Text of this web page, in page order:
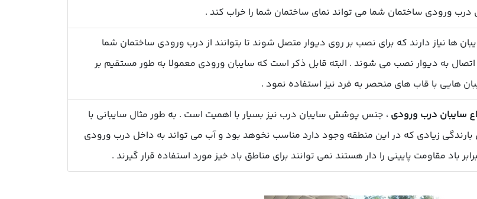
ورودی ساختمان شما می تواند نمای ساختمان شما را خراب کند .
ها نیاز دارند که برای نصب بر روی دیوار متصل شوند تا بتوانند از درب ورودی ساختمان شما
به دیوار نصب می شوند . البته قابل ذکر است که سایبان ورودی معمولا به طور مستقیم بر
هایی با قاب های منحصر به فرد نیز استفاده نمود .
سایبان درب ورودی ، جنس پوشش سایبان درب نیز بسیار با اهمیت است . به طور مثال سایبانی با
زیادی که در این منطقه وجود دارد مناسب نخوهد بود و آب می تواند به داخل درب ورودی
مقاومت پایینی را دار هستند نمی توانند برای مناطق باد خیز مورد استفاده قرار گیرند .